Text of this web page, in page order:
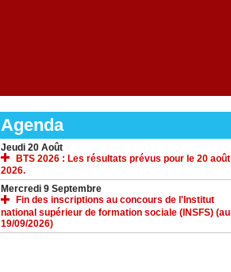
Agenda
Jeudi 20 Août
BTS 2026 : Les résultats prévus pour le 20 août
2026.
Mercredi 9 Septembre
Fin des inscriptions au concours de l'Institut
national supérieur de formation sociale (INSFS) (au
19/09/2026)